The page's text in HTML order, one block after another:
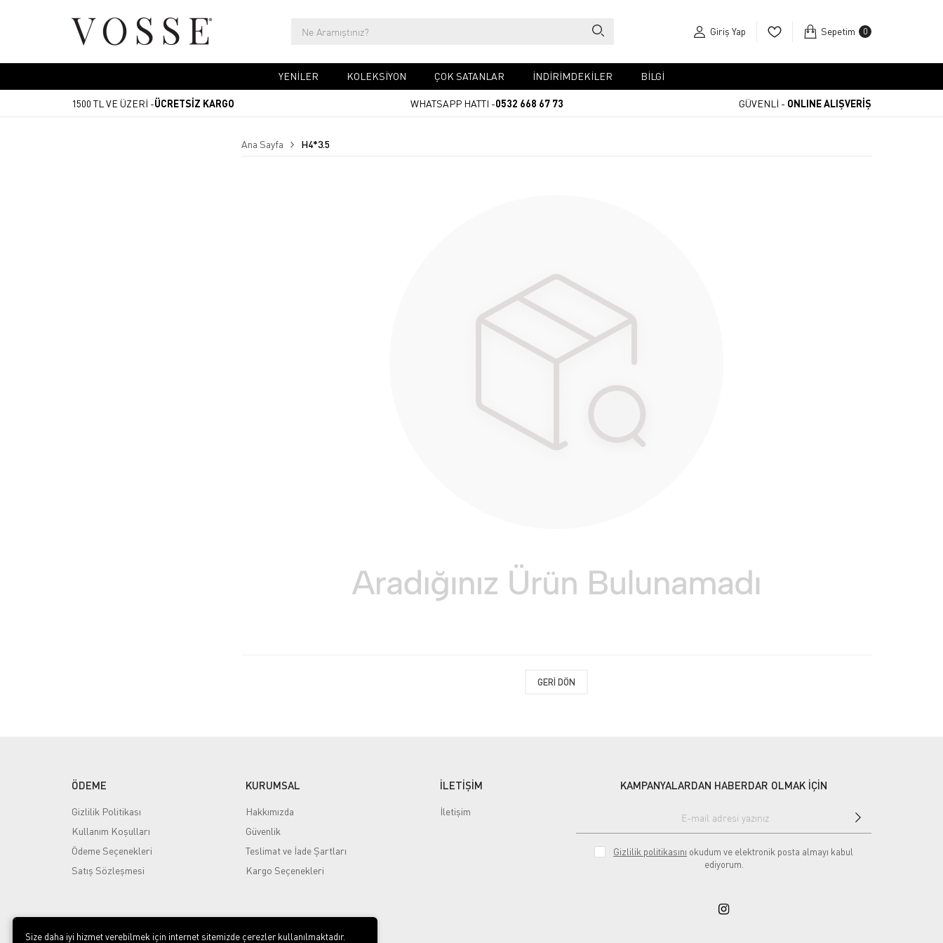
Giriş Yap Sepetim 0
YENİLER KOLEKSİYON ÇOK SATANLAR İNDİRİMDEKİLER BİLGİ
1500 TL VE ÜZERİ -ÜCRETSİZ KARGO WHATSAPP HATTI -0532 668 67 73 GÜVENLİ - ONLINE ALIŞVERİŞ
Ana Sayfa H4*3.5
GERI DÖN
ÖDEME
Gizlilik Politikası
Kullanım Koşulları
Ödeme Seçenekleri
Satış Sözleşmesi
KURUMSAL
Hakkımızda
Güvenlik
Teslimat ve İade Şartları
Kargo Seçenekleri
İLETİŞİM
İletişim
KAMPANYALARDAN HABERDAR OLMAK İÇİN
Gizlilik politikasını okudum ve elektronik posta almayı kabul
ediyorum.
Size daha iyi hizmet verebilmek için internet sitemizde çerezler kullanılmaktadır.